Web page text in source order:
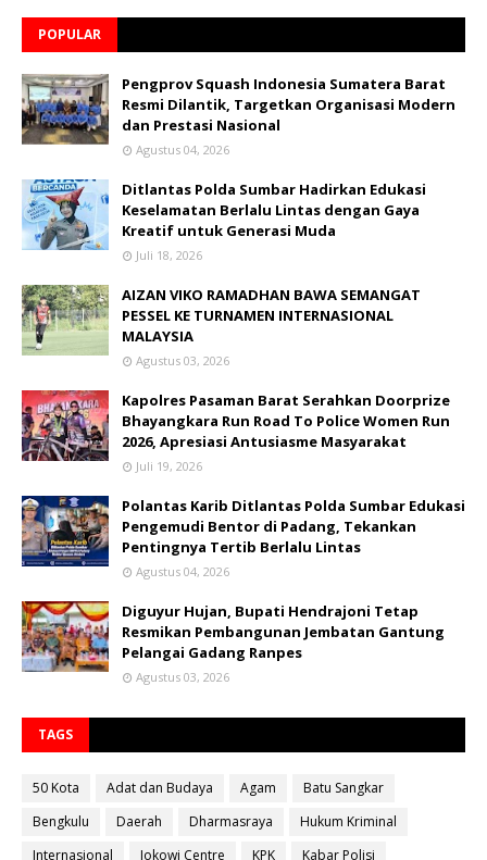
POPULAR
Pengprov Squash Indonesia Sumatera Barat
Resmi Dilantik, Targetkan Organisasi Modern
dan Prestasi Nasional
Agustus 04, 2026
Ditlantas Polda Sumbar Hadirkan Edukasi
Keselamatan Berlalu Lintas dengan Gaya
Kreatif untuk Generasi Muda
Juli 18, 2026
AIZAN VIKO RAMADHAN BAWA SEMANGAT
PESSEL KE TURNAMEN INTERNASIONAL
MALAYSIA
Agustus 03, 2026
Kapolres Pasaman Barat Serahkan Doorprize
Bhayangkara Run Road To Police Women Run
2026, Apresiasi Antusiasme Masyarakat
Juli 19, 2026
Polantas Karib Ditlantas Polda Sumbar Edukasi
Pengemudi Bentor di Padang, Tekankan
Pentingnya Tertib Berlalu Lintas
Agustus 04, 2026
Diguyur Hujan, Bupati Hendrajoni Tetap
Resmikan Pembangunan Jembatan Gantung
Pelangai Gadang Ranpes
Agustus 03, 2026
TAGS
50 Kota Adat dan Budaya Agam
Batu Sangkar
Bengkulu
Daerah Dharmasraya
Hukum Kriminal
Internasional
Jokowi Centre KPK Kabar Polisi